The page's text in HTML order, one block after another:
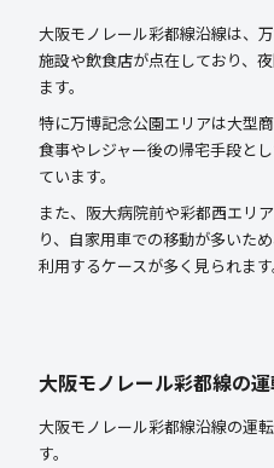
大阪モノレール彩都線沿線は、
施設や飲食店が点在しており、
ます。
特に万博記念公園エリアは大型
食事やレジャー後の帰宅手段と
ています。
また、阪大病院前や彩都西エリ
り、自家用車での移動が多いた
利用するケースが多く見られます
大阪モノレール彩都線の
大阪モノレール彩都線沿線の運
す。